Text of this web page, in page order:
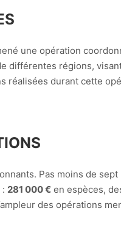
une opération
différentes régions,
réalisées durant cette
Pas moins de
281 000 € en espèces,
des opérations